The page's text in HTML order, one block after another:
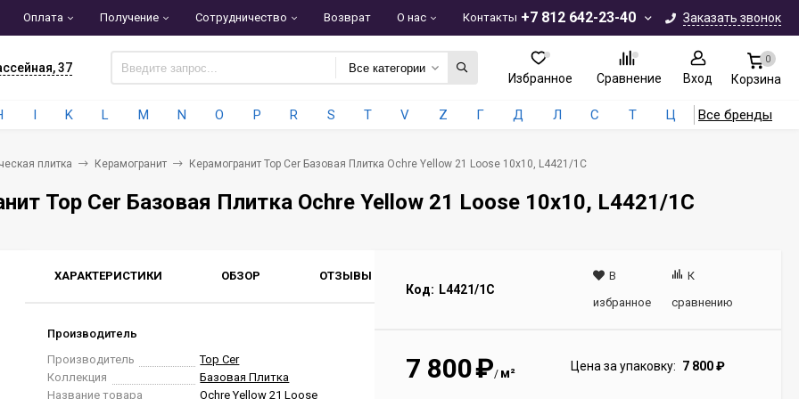
+7 812 642-23-40 Заказать звонок
Оплата Получение Сотрудничество Возврат О нас Контакты
37 Все категории
Избранное Сравнение Вход
0
Корзина
I K L M N O P R S T V Z Г Д Л С Т Ц Все бренды
плитка Керамогранит Керамогранит Top Cer Базовая Плитка Ochre Yellow 21 Loose 10x10, L4421/1C
Top Cer Базовая Плитка Ochre Yellow 21 Loose 10x10, L4421/1C
ХАРАКТЕРИСТИКИ ОБЗОР ОТЗЫВЫ
Производитель
Производитель
Top Cer
Коллекция
Базовая Плитка
Название товара
Ochre Yellow 21 Loose
Код: L4421/1C
В
избранное
К
сравнению
7 800₽/ м² Цена за упаковку: 7 800₽